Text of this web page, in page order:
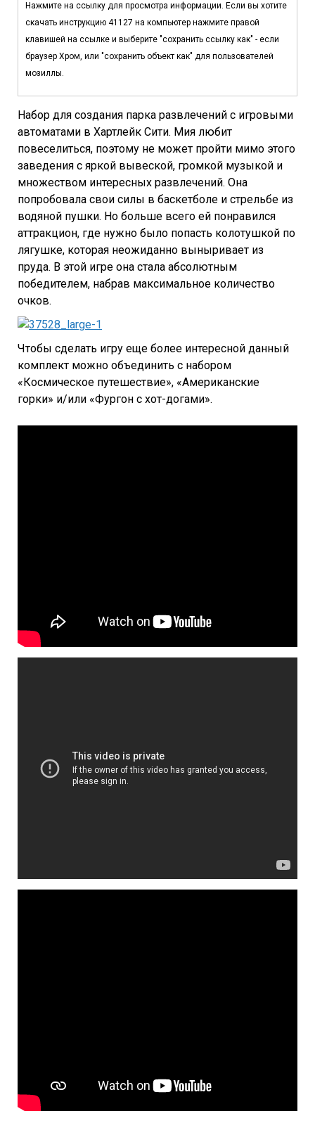
Нажмите на ссылку для просмотра информации. Если вы хотите
скачать инструкцию 41127 на компьютер нажмите правой
клавишей на ссылке и выберите "сохранить ссылку как" - если
браузер Хром, или "сохранить объект как" для пользователей
мозиллы.
Набор для создания парка развлечений с игровыми
автоматами в Хартлейк Сити. Мия любит
повеселиться, поэтому не может пройти мимо этого
заведения с яркой вывеской, громкой музыкой и
множеством интересных развлечений. Она
попробовала свои силы в баскетболе и стрельбе из
водяной пушки. Но больше всего ей понравился
аттракцион, где нужно было попасть колотушкой по
лягушке, которая неожиданно выныривает из
пруда. В этой игре она стала абсолютным
победителем, набрав максимальное количество
очков.
Чтобы сделать игру еще более интересной данный
комплект можно объединить с набором
«Космическое путешествие», «Американские
горки» и/или «Фургон с хот-догами».